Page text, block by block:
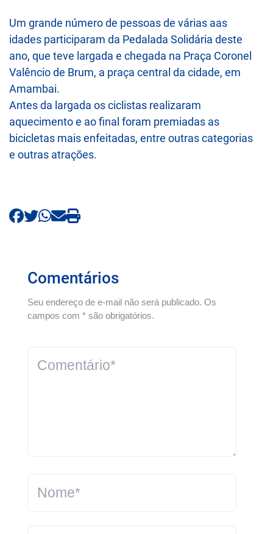
Um grande número de pessoas de várias aas
idades participaram da Pedalada Solidária deste
ano, que teve largada e chegada na Praça Coronel
Valêncio de Brum, a praça central da cidade, em
Amambai.
Antes da largada os ciclistas realizaram
aquecimento e ao final foram premiadas as
bicicletas mais enfeitadas, entre outras categorias
e outras atrações.
Comentários
Seu endereço de e-mail não será publicado. Os
campos com * são obrigatórios.